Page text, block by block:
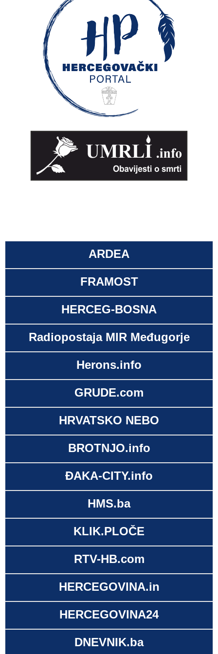
ARDEA
FRAMOST
HERCEG-BOSNA
Radiopostaja MIR Međugorje
Herons.info
GRUDE.com
HRVATSKO NEBO
BROTNJO.info
ĐAKA-CITY.info
HMS.ba
KLIK.PLOČE
RTV-HB.com
HERCEGOVINA.in
HERCEGOVINA24
DNEVNIK.ba